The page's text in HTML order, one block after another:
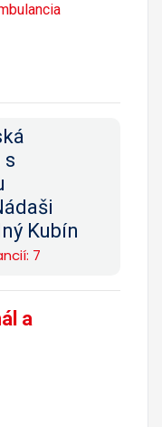
s
Kubín
7
a